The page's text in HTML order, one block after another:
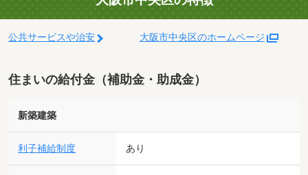
公共サービスや治安 大阪市中央区のホームページ
住まいの給付金（補助金・助成金）
新築建築
利子補給制度 あり